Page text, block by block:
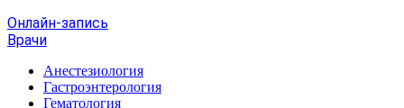
Онлайн-запись
Врачи
Анестезиология
Гастроэнтерология
Гематология